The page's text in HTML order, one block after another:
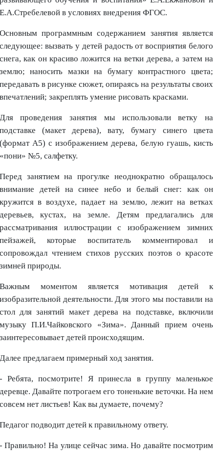
в условиях внедрения ФГОС.
программным содержанием занятия является
вызвать у детей радость от восприятия белого
как он красиво ложится на ветки дерева, а затем на
наносить мазки на бумагу контрастного цвета;
в рисунке сюжет, опираясь на результаты своих
закреплять умение рисовать красками.
проведения занятия мы использовали ветку на
(макет дерева), вату, бумагу синего цвета
А5) с изображением дерева, белую гуашь, кисть
№5, салфетку.
занятием на прогулке неоднократно обращалось
детей на синее небо и белый снег: как он
в воздухе, падает на землю, лежит на ветках
кустах, на земле. Детям предлагались для
иллюстрации с изображением зимних
которые воспитатель комментировал и
чтением стихов русских поэтов о красоте
природы.
моментом является мотивация детей к
деятельности. Для этого мы поставили на
для занятий макет дерева на подставке, включили
П.И.Чайковского «Зима». Данный прием очень
детей происходящим.
предлагаем примерный ход занятия.
Ребята, посмотрите! Я принесла в группу маленькое
Давайте потрогаем его тоненькие веточки. На нем
нет листьев! Как вы думаете, почему?
подводит детей к правильному ответу.
Правильно! На улице сейчас зима. Но давайте посмотрим